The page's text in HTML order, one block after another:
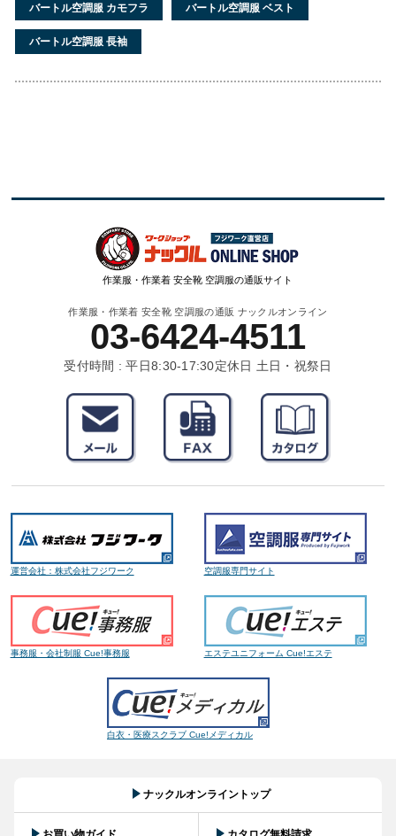
バートル空調服 カモフラ バートル空調服 ベスト
バートル空調服 長袖
作業服・作業着 安全靴 空調服の通販サイト
作業服・作業着 安全靴 空調服の通販 ナックルオンライン
03-6424-4511
受付時間 : 平日8:30-17:30定休日 土日・祝祭日
運営会社：株式会社フジワーク 空調服専門サイト
事務服・会社制服 Cue!事務服 エステユニフォーム Cue!エステ
白衣・医療スクラブ Cue!メディカル
ナックルオンライントップ